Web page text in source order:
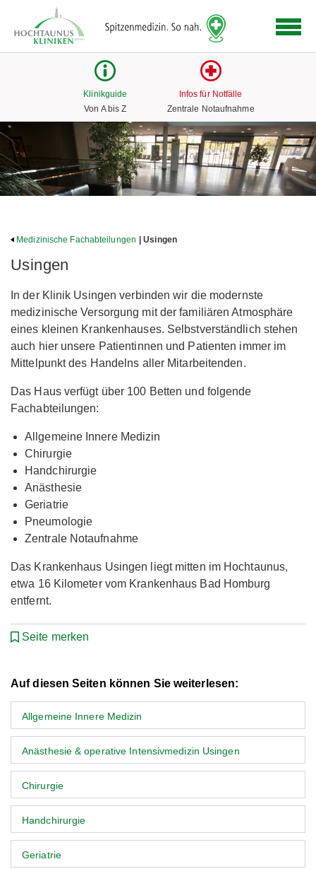
Link
zur
Startseite
Klinikguide
Von A bis Z
Infos für Notfälle
Zentrale Notaufnahme
Medizinische Fachabteilungen | Usingen
Usingen
In der Klinik Usingen verbinden wir die modernste
medizinische Versorgung mit der familiären Atmosphäre
eines kleinen Krankenhauses. Selbstverständlich stehen
auch hier unsere Patientinnen und Patienten immer im
Mittelpunkt des Handelns aller Mitarbeitenden.
Das Haus verfügt über 100 Betten und folgende
Fachabteilungen:
Allgemeine Innere Medizin
Chirurgie
Handchirurgie
Anästhesie
Geriatrie
Pneumologie
Zentrale Notaufnahme
Das Krankenhaus Usingen liegt mitten im Hochtaunus,
etwa 16 Kilometer vom Krankenhaus Bad Homburg
entfernt.
Seite merken
Auf diesen Seiten können Sie weiterlesen:
Allgemeine Innere Medizin
Anästhesie & operative Intensivmedizin Usingen
Chirurgie
Handchirurgie
Geriatrie